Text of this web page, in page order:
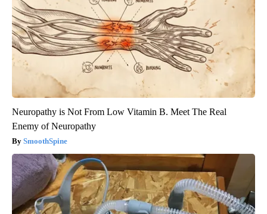
Neuropathy is Not From Low Vitamin B. Meet The Real
Enemy of Neuropathy
SmoothSpine